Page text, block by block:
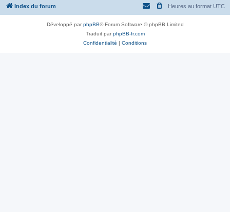
Index du forum Heures au format UTC
Développé parphpBB® Forum Software © phpBB Limited
Traduit parphpBB-fr.com
Confidentialité | Conditions